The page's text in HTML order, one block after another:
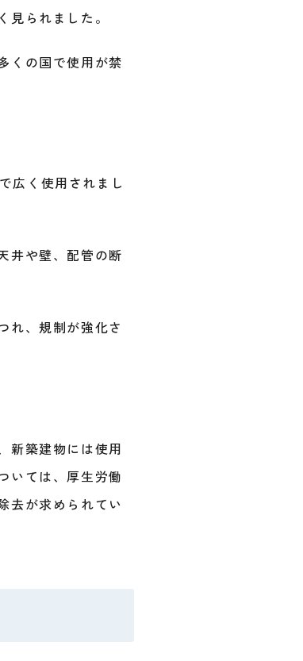
られました。
くの国で使用が禁
広く使用されまし
井や壁、配管の断
れ、規制が強化さ
新築建物には使用
いては、厚生労働
去が求められてい